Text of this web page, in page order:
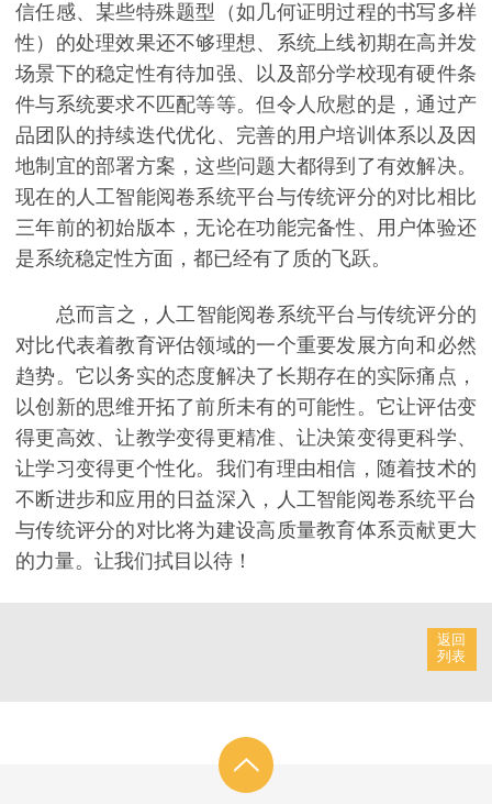
信任感、某些特殊题型（如几何证明过程的书写多样
性）的处理效果还不够理想、系统上线初期在高并发
场景下的稳定性有待加强、以及部分学校现有硬件条
件与系统要求不匹配等等。但令人欣慰的是，通过产
品团队的持续迭代优化、完善的用户培训体系以及因
地制宜的部署方案，这些问题大都得到了有效解决。
现在的人工智能阅卷系统平台与传统评分的对比相比
三年前的初始版本，无论在功能完备性、用户体验还
是系统稳定性方面，都已经有了质的飞跃。
总而言之，人工智能阅卷系统平台与传统评分的
对比代表着教育评估领域的一个重要发展方向和必然
趋势。它以务实的态度解决了长期存在的实际痛点，
以创新的思维开拓了前所未有的可能性。它让评估变
得更高效、让教学变得更精准、让决策变得更科学、
让学习变得更个性化。我们有理由相信，随着技术的
不断进步和应用的日益深入，人工智能阅卷系统平台
与传统评分的对比将为建设高质量教育体系贡献更大
的力量。让我们拭目以待！
返回
列表